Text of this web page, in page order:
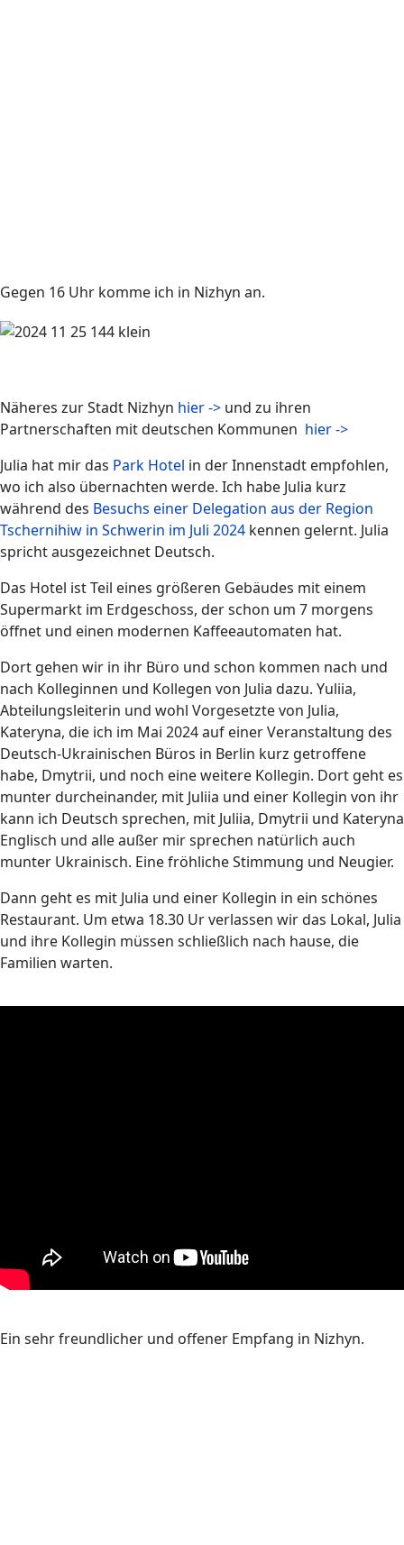
Gegen 16 Uhr komme ich in Nizhyn an.
Näheres zurStadt Nizhyn hier -> und zu ihren
Partnerschaften mit deutschen Kommunen hier ->
Julia hat mir das Park Hotel in der Innenstadt empfohlen,
wo ich also übernachten werde. Ich habe Julia kurz
während des Besuchs einer Delegation aus der Region
Tschernihiw in Schwerin im Juli 2024 kennen gelernt. Julia
spricht ausgezeichnet Deutsch.
Das Hotel ist Teil eines größeren Gebäudes mit einem
Supermarkt im Erdgeschoss, der schon um 7 morgens
öffnet und einen modernen Kaffeeautomaten hat.
Dort gehen wir in ihr Büro und schon kommen nach und
nach Kolleginnen und Kollegen von Julia dazu. Yuliia,
Abteilungsleiterin und wohl Vorgesetzte von Julia,
Kateryna, die ich im Mai 2024 auf einer Veranstaltung des
Deutsch-Ukrainischen Büros in Berlin kurz getroffene
habe, Dmytrii, und noch eine weitere Kollegin. Dort geht es
munter durcheinander, mit Juliia und einer Kollegin von ihr
kann ich Deutsch sprechen, mit Juliia, Dmytrii und Kateryna
Englisch und alle außer mir sprechen natürlich auch
munter Ukrainisch. Eine fröhliche Stimmung und Neugier.
Dann geht es mit Julia und einer Kollegin in ein schönes
Restaurant. Um etwa 18.30 Ur verlassen wir das Lokal, Julia
und ihre Kollegin müssen schließlich nach hause, die
Familien warten.
Ein sehr freundlicher und offener Empfang in Nizhyn.